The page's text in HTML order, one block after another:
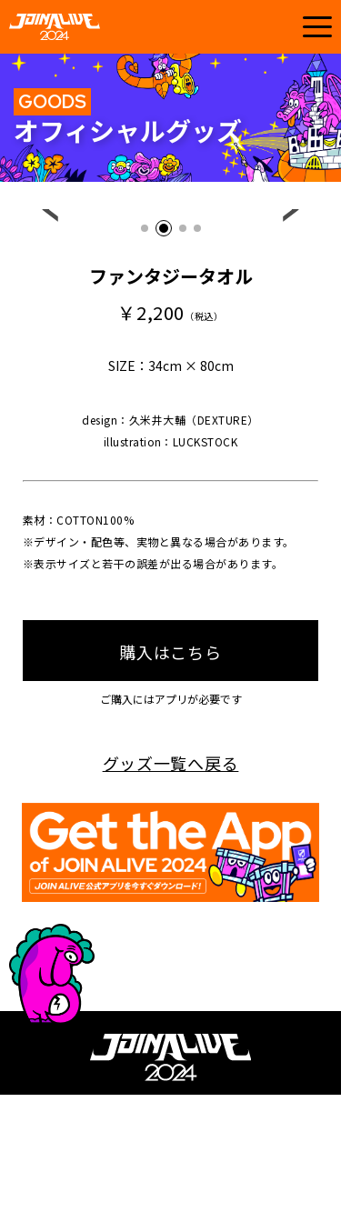
GOODS
オフィシャルグッズ
ファンタジータオル
￥2,200 （税込）
SIZE：34cm × 80cm
design：久米井大輔（DEXTURE）
illustration：LUCKSTOCK
素材：COTTON100%
※デザイン・配色等、実物と異なる場合があります。
※表示サイズと若干の誤差が出る場合があります。
購入はこちら
ご購入にはアプリが必要です
グッズ一覧へ戻る